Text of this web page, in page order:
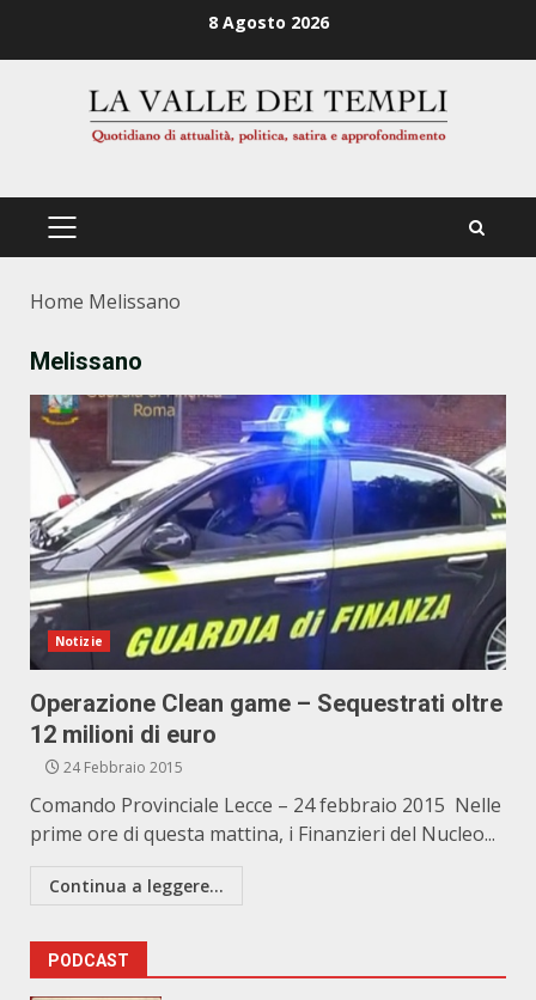
8 Agosto 2026
PRIMÄRES
Home Melissano
Melissano
Notizie
Operazione Clean game – Sequestrati oltre
12 milioni di euro
24 Febbraio 2015
Comando Provinciale Lecce – 24 febbraio 2015 Nelle
prime ore di questa mattina, i Finanzieri del Nucleo...
Continua a leggere...
PODCAST